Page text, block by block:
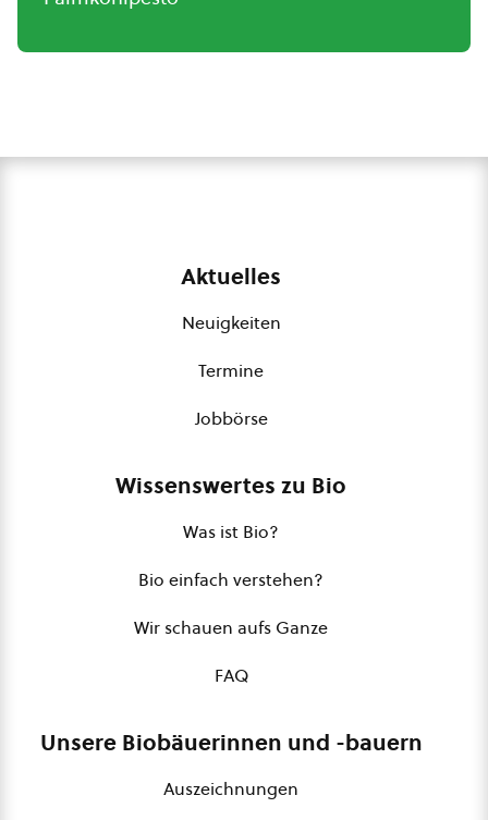
Aktuelles
Neuigkeiten
Termine
Jobbörse
Wissenswertes zu Bio
Was ist Bio?
Bio einfach verstehen?
Wir schauen aufs Ganze
FAQ
Unsere Biobäuerinnen und -bauern
Auszeichnungen